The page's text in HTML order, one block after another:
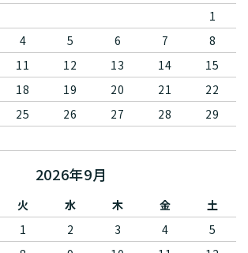
1
4 5 6 7
8
11 12 13 14
15
18 19 20 21
22
25 26 27 28
29
2026年9月
火 水 木 金
土
1
2 3 4
5